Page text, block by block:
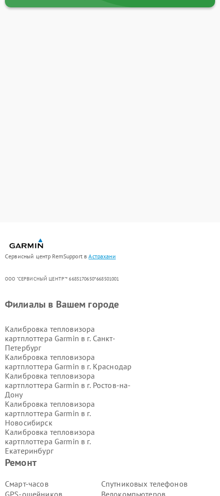
Сервисный центр RemSupport вАстрахани
ООО "СЕРВИСНЫЙ ЦЕНТР"* 6685170650*668501001
Ремонт
Смарт-часов
GPS-ошейников
Спутниковых телефонов
Велокомпьютеров
Филиалы в Вашем городе
Калибровка тепловизора
картплоттера Garmin в г. Санкт-
Петербург
Калибровка тепловизора
картплоттера Garmin в г. Краснодар
Калибровка тепловизора
картплоттера Garmin в г. Ростов-на-
Дону
Калибровка тепловизора
картплоттера Garmin в г.
Новосибирск
Калибровка тепловизора
картплоттера Garmin в г.
Екатеринбург
Калибровка тепловизора
картплоттера Garmin в г.
картплоттера Garmin в г.
Воронеж